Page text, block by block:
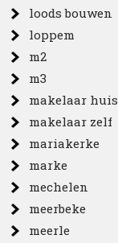
loods bouwen
loppem
m2
m3
makelaar huis
makelaar zelf
mariakerke
marke
mechelen
meerbeke
meerle